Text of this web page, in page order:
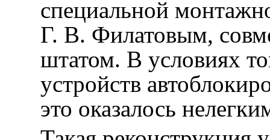
специальной
Г. В. Филатовым,
штатом. В условиях
устройств
это оказалось